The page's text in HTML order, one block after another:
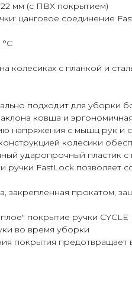
мм (с ПВХ покрытием)
цанговое соединение
°C
колесиках с планкой и
подходит для уборки
ковша и
напряжения с мышц рук и
колесики
ударопрочный пластик
ручки FastLock позволяет
закрепленная прокатом,
покрытие ручки
во время уборки
покрытия предотвращает